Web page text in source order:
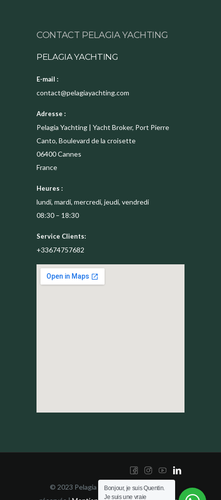
CONTACT PELAGIA YACHTING
PELAGIA YACHTING
E-mail :
contact@pelagiayachting.com
Adresse :
Pelagia Yachting | Yacht Broker, Port Pierre
Canto, Boulevard de la croisette
06400Cannes
France
Heures :
lundi, mardi, mercredi, jeudi, vendredi
08:30 – 18:30
Service Clients:
+33674757682
© 2023 Pelagia Yachting | Tous droits
Bonjour, je suis Quentin.
Je suis une vraie